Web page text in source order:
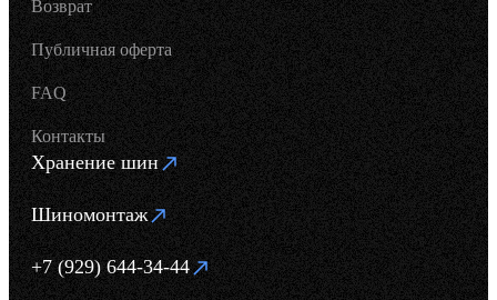
Возврат
Публичная оферта
FAQ
Контакты
Хранение шин
Шиномонтаж
+7 (929) 644-34-44